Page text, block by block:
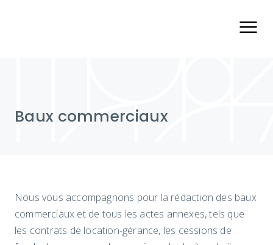
Baux commerciaux
Nous vous accompagnons pour la rédaction des baux
commerciaux et de tous les actes annexes, tels que
les contrats de location-gérance, les cessions de